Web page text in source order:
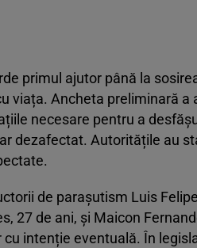
primul ajutor până la
viața. Ancheta preliminară a
necesare pentru a
dezafectat. Autoritățile au
de parașutism Luis Felipe
27 de ani, și Maicon
intenție eventuală. În